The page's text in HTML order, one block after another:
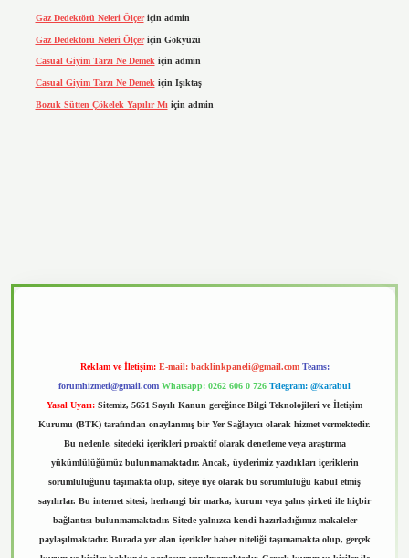
Gaz Dedektörü Neleri Ölçeriçin admin
Gaz Dedektörü Neleri Ölçeriçin Gökyüzü
Casual Giyim Tarzı Ne Demekiçin admin
Casual Giyim Tarzı Ne Demek için Işıktaş
Bozuk Sütten Çökelek Yapılır Mı için admin
Reklam ve İletişim: E-mail: backlinkpaneli@gmail.com Teams:
forumhizmeti@gmail.com Whatsapp: 0262 606 0 726 Telegram: @karabul
Yasal Uyarı: Sitemiz, 5651 Sayılı Kanun gereğince Bilgi Teknolojileri ve İletişim
Kurumu (BTK) tarafından onaylanmış bir Yer Sağlayıcı olarak hizmet vermektedir.
Bu nedenle, sitedeki içerikleri proaktif olarak denetleme veya araştırma
yükümlülüğümüz bulunmamaktadır. Ancak, üyelerimiz yazdıkları içeriklerin
sorumluluğunu taşımakta olup, siteye üye olarak bu sorumluluğu kabul etmiş
sayılırlar. Bu internet sitesi, herhangi bir marka, kurum veya şahıs şirketi ile hiçbir
bağlantısı bulunmamaktadır. Sitede yalnızca kendi hazırladığımız makaleler
paylaşılmaktadır. Burada yer alan içerikler haber niteliği taşımamakta olup, gerçek